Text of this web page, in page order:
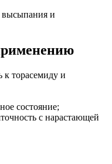
и
к торасемиду и
состояние;
с нарастающей